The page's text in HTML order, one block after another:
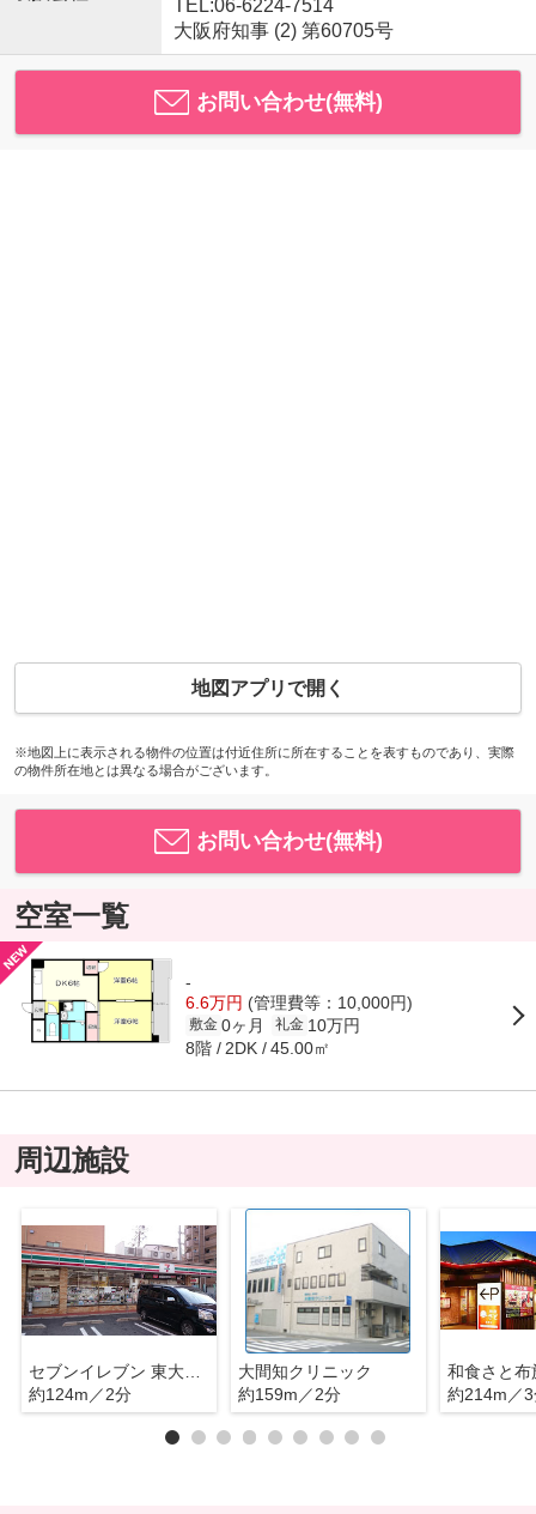
TEL:06-6224-7514
大阪府知事 (2) 第60705号
お問い合わせ(無料)
地図アプリで開く
※地図上に表示される物件の位置は付近住所に所在することを表すものであり、実際
の物件所在地とは異なる場合がございます。
お問い合わせ(無料)
空室一覧
-
6.6万円 (管理費等：10,000円)
敷金 0ヶ月 礼金 10万円
8階 2DK 45.00㎡
周辺施設
セブンイレブン 東大阪長堂3丁目店
約124m／2分
大間知クリニック
約159m／2分
和食さと布
約214m／